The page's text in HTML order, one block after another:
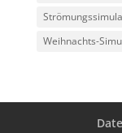
Weihnachts-